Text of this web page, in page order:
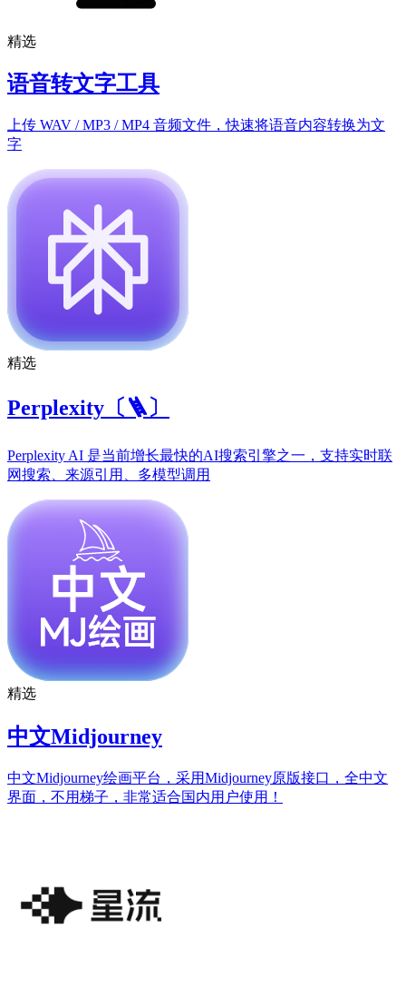
精选
语音转文字工具
上传 WAV / MP3 / MP4 音频文件，快速将语音内容转换为文
字
精选
Perplexity〔🪜〕
Perplexity AI 是当前增长最快的AI搜索引擎之一，支持实时联
网搜索、来源引用、多模型调用
精选
中文Midjourney
中文Midjourney绘画平台，采用Midjourney原版接口，全中文
界面，不用梯子，非常适合国内用户使用！